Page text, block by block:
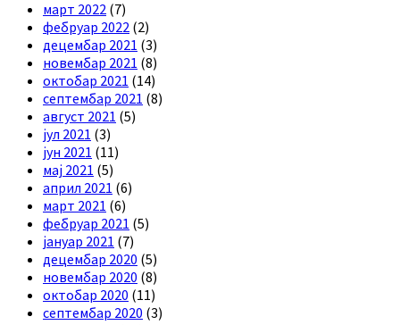
март 2022 (7)
фебруар 2022 (2)
децембар 2021 (3)
новембар 2021 (8)
октобар 2021 (14)
септембар 2021 (8)
август 2021 (5)
јул 2021 (3)
јун 2021 (11)
мај 2021 (5)
април 2021 (6)
март 2021 (6)
фебруар 2021 (5)
јануар 2021 (7)
децембар 2020 (5)
новембар 2020 (8)
октобар 2020 (11)
септембар 2020 (3)